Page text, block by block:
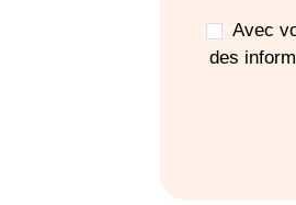
Avec
des